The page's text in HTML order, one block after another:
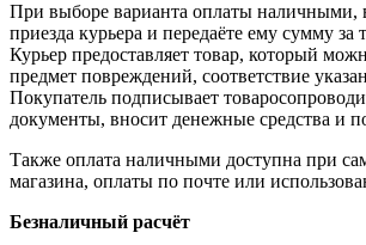
При выборе варианта оплаты наличными,
приезда курьера и передаёте ему сумму за
Курьер предоставляет товар, который
предмет повреждений, соответствие
Покупатель подписывает
документы, вносит денежные средства и
Также оплата наличными доступна при
магазина, оплаты по почте или
Безналичный расчёт